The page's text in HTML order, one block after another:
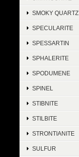
SMOKY QUARTZ
SPECULARITE
SPESSARTIN
SPHALERITE
SPODUMENE
SPINEL
STIBNITE
STILBITE
STRONTIANITE
SULFUR